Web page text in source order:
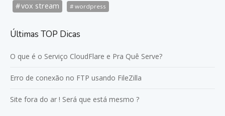
vox stream wordpress
Últimas TOP Dicas
O que é o Serviço CloudFlare e Pra Quê Serve?
Erro de conexão no FTP usando FileZilla
Site fora do ar ! Será que está mesmo ?